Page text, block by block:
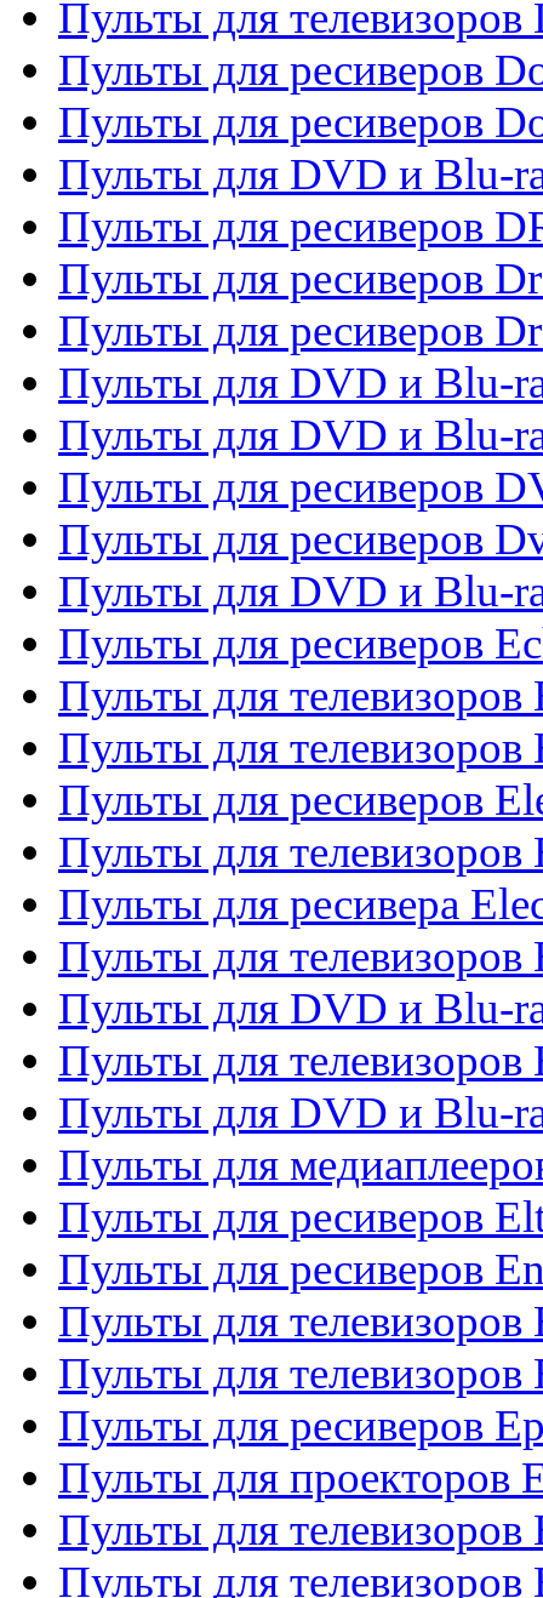
Пульты для
Пульты для ресиверов
Пульты для ресиверов
Пульты для DVD и Blu-
Пульты для ресиверов
Пульты для ресиверов
Пульты для ресиверов
Пульты для DVD и Blu-
Пульты для DVD и Blu-
Пульты для ресиверов
Пульты для ресиверов
Пульты для DVD и Blu-
Пульты для ресиверов
Пульты для телевизоров
Пульты для телевизоров
Пульты для ресиверов
Пульты для телевизоров
Пульты для ресивера
Пульты для телевизоров
Пульты для DVD и Blu-
Пульты для телевизоров
Пульты для DVD и Blu-
Пульты для
Пульты для ресиверов
Пульты для ресиверов
Пульты для телевизоров
Пульты для телевизоров
Пульты для ресиверов
Пульты для проекторов
Пульты для телевизоров
Пульты для телевизоров